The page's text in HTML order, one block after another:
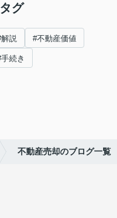
グ
説 #不動産価値
続き
不動産売却のブログ一覧